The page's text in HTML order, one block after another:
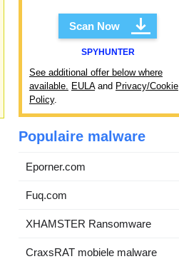
Scan Now
SPYHUNTER
See additional offer below where
available. EULAand Privacy/Cookie
Policy.
Populaire malware
Eporner.com
Fuq.com
XHAMSTER Ransomware
CraxsRAT mobiele malware